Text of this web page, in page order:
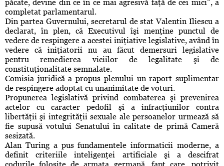
păcate, devine din ce în ce mai agresivă faţă de cei mici”, a
completat parlamentarul.
Din partea Guvernului, secretarul de statValentin Iliescu a
declarat, în plen, că Executivul îşi menţine punctul de
vedere de respingere a acestei iniţiative legislative, având în
vedere că iniţiatorii nu au făcut demersuri legislative
pentru remedierea viciilor de legalitate şi de
constituţionalitate semnalate.
Comisia juridică a propus plenului un raport suplimentar
de respingere adoptat cu unanimitate de voturi.
Propunerea legislativă privind combaterea şi prevenirea
actelor cu caracter pedofil şi a infracţiunilor contra
libertăţii şi integrităţii sexuale ale persoanelor urmează să
fie supusă votului Senatului în calitate de primă Cameră
sesizată.
Alan Turing a pus fundamentele informaticii moderne, a
definit criteriile inteligenţei artificiale şi a descifrat